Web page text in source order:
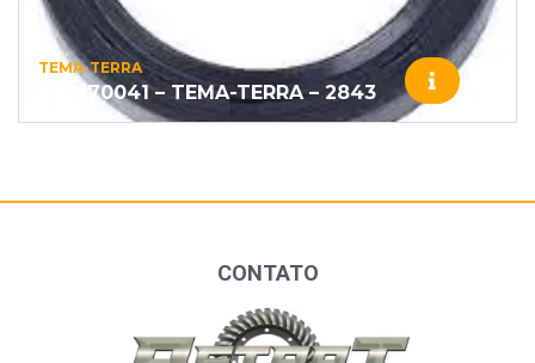
TEMA-TERRA
Z98170041 – TEMA-TERRA – 2843
CONTATO